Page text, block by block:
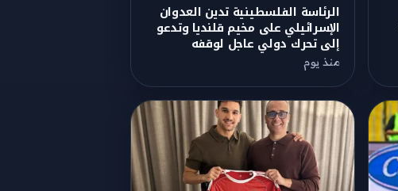
الرئاسة الفلسطينية تدين العدوان
الإسرائيلي على مخيم قلنديا وتدعو
إلى تحرك دولي عاجل لوقفه
منذ يوم